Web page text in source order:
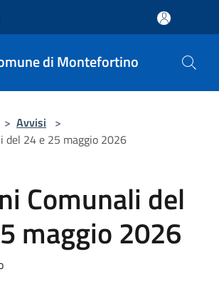
di Montefortino
> Avvisi >
del 24 e 25 maggio 2026
Comunali del
maggio 2026